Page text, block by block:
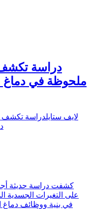
دراسة
ملحوظة في دماغ
كشفت دراسة حديثة
على التغيرات الجسدية
في بنية ووظائف دماغ